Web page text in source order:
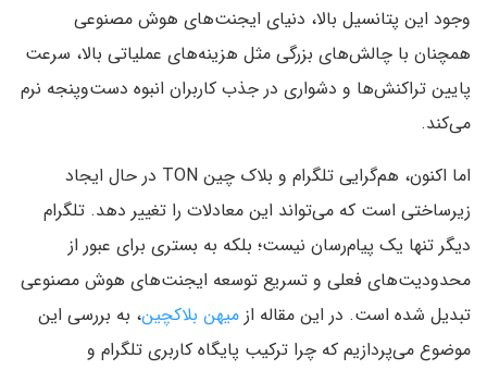
وجود این پتانسیل بالا، دنیای ایجنت‌های هوش مصنوعی
همچنان با چالش‌های بزرگی مثل هزینه‌های عملیاتی بالا، سرعت
پایین تراکنش‌ها و دشواری در جذب کاربران انبوه دست‌وپنجه نرم
می‌کند.
اما اکنون، هم‌گرایی تلگرام و بلاک‌ چین TON در حال ایجاد
زیرساختی است که می‌تواند این معادلات را تغییر دهد. تلگرام
دیگر تنها یک پیام‌رسان نیست؛ بلکه به بستری برای عبور از
محدودیت‌های فعلی و تسریع توسعه ایجنت‌های هوش مصنوعی
تبدیل شده است. در این مقاله از میهن بلاکچین، به بررسی این
موضوع می‌پردازیم که چرا ترکیب پایگاه کاربری تلگرام و